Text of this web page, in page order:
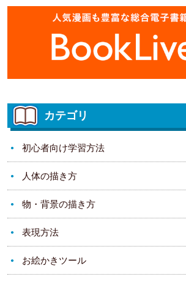
カテゴリ
初心者向け学習方法
人体の描き方
物・背景の描き方
表現方法
お絵かきツール